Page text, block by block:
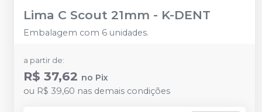
Lima C Scout 21mm - K-DENT
Embalagem com 6 unidades.
a partir de:
R$ 37,62 no Pix
ou R$ 39,60 nas demais condições